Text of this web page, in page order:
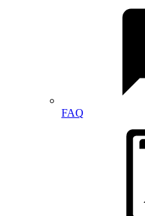
FAQ